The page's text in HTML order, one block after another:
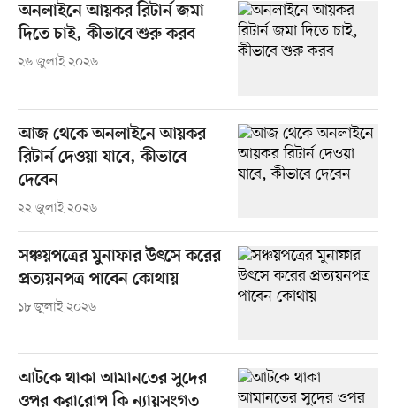
অনলাইনে আয়কর রিটার্ন জমা
দিতে চাই, কীভাবে শুরু করব
২৬ জুলাই ২০২৬
আজ থেকে অনলাইনে আয়কর
রিটার্ন দেওয়া যাবে, কীভাবে
দেবেন
২২ জুলাই ২০২৬
সঞ্চয়পত্রের মুনাফার উৎসে করের
প্রত্যয়নপত্র পাবেন কোথায়
১৮ জুলাই ২০২৬
আটকে থাকা আমানতের সুদের
ওপর করারোপ কি ন্যায়সংগত